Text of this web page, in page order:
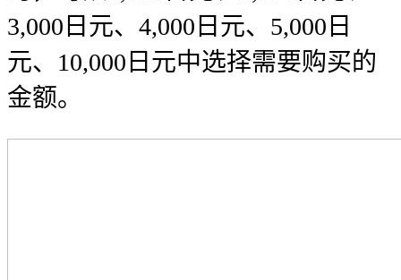
3,000日元、4,000日元、5,000日
元、10,000日元中选择需要购买的
金额。